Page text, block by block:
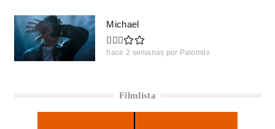
Michael
hace 2 semanas por Palomiix
Filmlista